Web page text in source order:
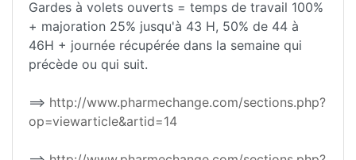
Gardes à volets ouverts = temps de travail 100%
+ majoration 25% jusqu'à 43 H, 50% de 44 à
46H + journée récupérée dans la semaine qui
précède ou qui suit.
==> http://www.pharmechange.com/sections.php?
op=viewarticle&artid=14